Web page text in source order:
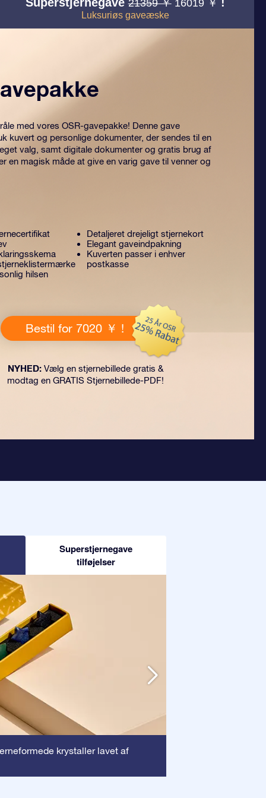
21359 ￥ 16019 ￥
Luksuriøs gaveæske
med vores OSR-gavepakke! Denne gave
kuvert og personlige dokumenter, der sendes til en
valg, samt digitale dokumenter og gratis brug af
en magisk måde at give en varig gave til venner og
hilsen
Detaljeret drejeligt stjernekort
Elegant gaveindpakning
Kuverten passer i enhver
postkasse
Bestil for 7020 ￥ !
NYHED:Vælg en stjernebillede gratis &
modtag en GRATIS Stjernebillede-PDF!
Superstjernegave
tilføjelser
krystaller lavet af